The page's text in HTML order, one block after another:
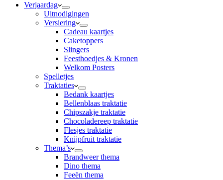
Verjaardag
Uitnodigingen
Versiering
Cadeau kaartjes
Caketoppers
Slingers
Feesthoedjes & Kronen
Welkom Posters
Spelletjes
Traktaties
Bedank kaartjes
Bellenblaas traktatie
Chipszakje traktatie
Chocoladereep traktatie
Flesjes traktatie
Knijpfruit traktatie
Thema’s
Brandweer thema
Dino thema
Feeën thema